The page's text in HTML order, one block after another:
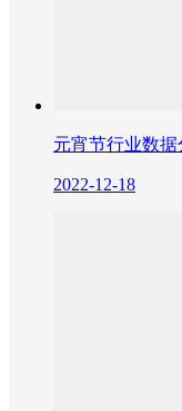
元宵节行业数
2022-12-18